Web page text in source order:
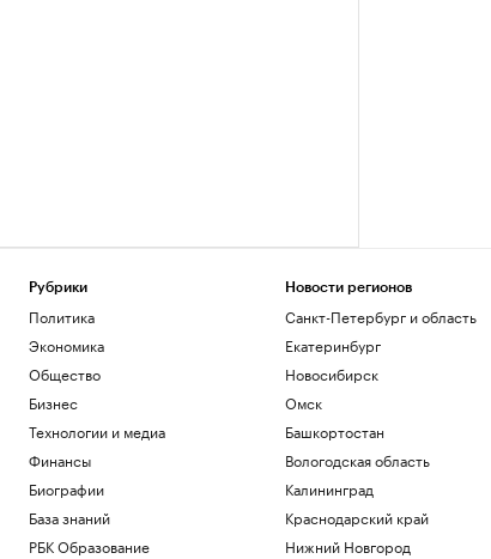
Рубрики
Политика
Экономика
Общество
Бизнес
Технологии и медиа
Финансы
Биографии
База знаний
РБК Образование
Новости регионов
Санкт-Петербург и область
Екатеринбург
Новосибирск
Омск
Башкортостан
Вологодская область
Калининград
Краснодарский край
Нижний Новгород